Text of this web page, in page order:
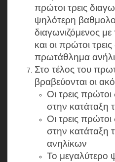
πρώτοι τρεις
ψηλότερη
διαγωνιζόμενος
και οι πρώτοι
πρωτάθλημα
Στο τέλος του
βραβεύονται οι
Οι τρεις πρώτοι
στην κατάταξη
Οι τρεις πρώτοι
στην κατάταξη
ανηλίκων
Το μεγαλύτερο